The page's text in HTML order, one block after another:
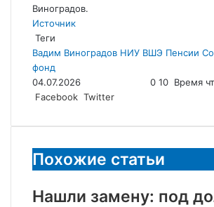
Виноградов.
Источник
Теги
Вадим Виноградов НИУ ВШЭ Пенсии
фонд
04.07.2026
0 10 Время
Facebook Twitter
электронную
Похожие статьи
Нашли замену: под